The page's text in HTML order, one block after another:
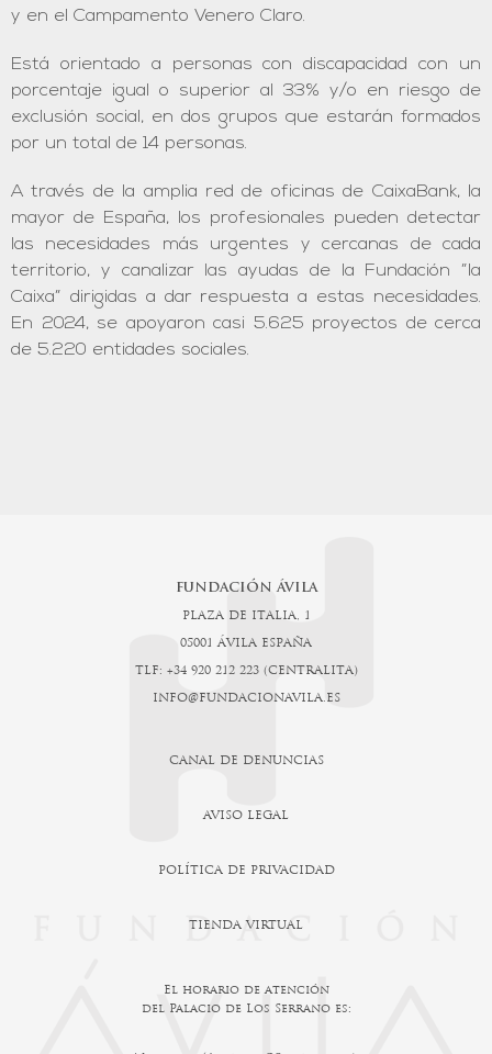
y en el Campamento Venero Claro.
Está orientado a personas con discapacidad con un
porcentaje igual o superior al 33% y/o en riesgo de
exclusión social, en dos grupos que estarán formados
por un total de 14 personas.
A través de la amplia red de oficinas de CaixaBank, la
mayor de España, los profesionales pueden detectar
las necesidades más urgentes y cercanas de cada
territorio, y canalizar las ayudas de la Fundación ”la
Caixa” dirigidas a dar respuesta a estas necesidades.
En 2024, se apoyaron casi 5.625 proyectos de cerca
de 5.220 entidades sociales.
FUNDACIÓN ÁVILA
PLAZA DE ITALIA, 1
05001 ÁVILA ESPAÑA
TLF: +34 920 212 223 (CENTRALITA)
INFO@FUNDACIONAVILA.ES
CANAL DE DENUNCIAS
AVISO LEGAL
POLÍTICA DE PRIVACIDAD
TIENDA VIRTUAL
El horario de atención
del Palacio de Los Serrano es: